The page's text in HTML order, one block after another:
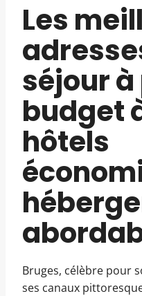
Les
séjour
budget
hôtels
Bruges, célèbre pour
ses canaux